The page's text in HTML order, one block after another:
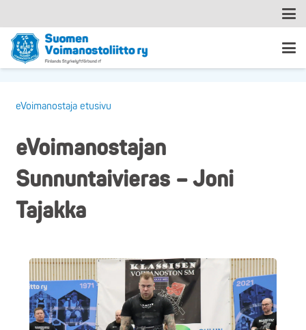
eVoimanostaja etusivu
eVoimanostajan
Sunnuntaivieras – Joni
Tajakka